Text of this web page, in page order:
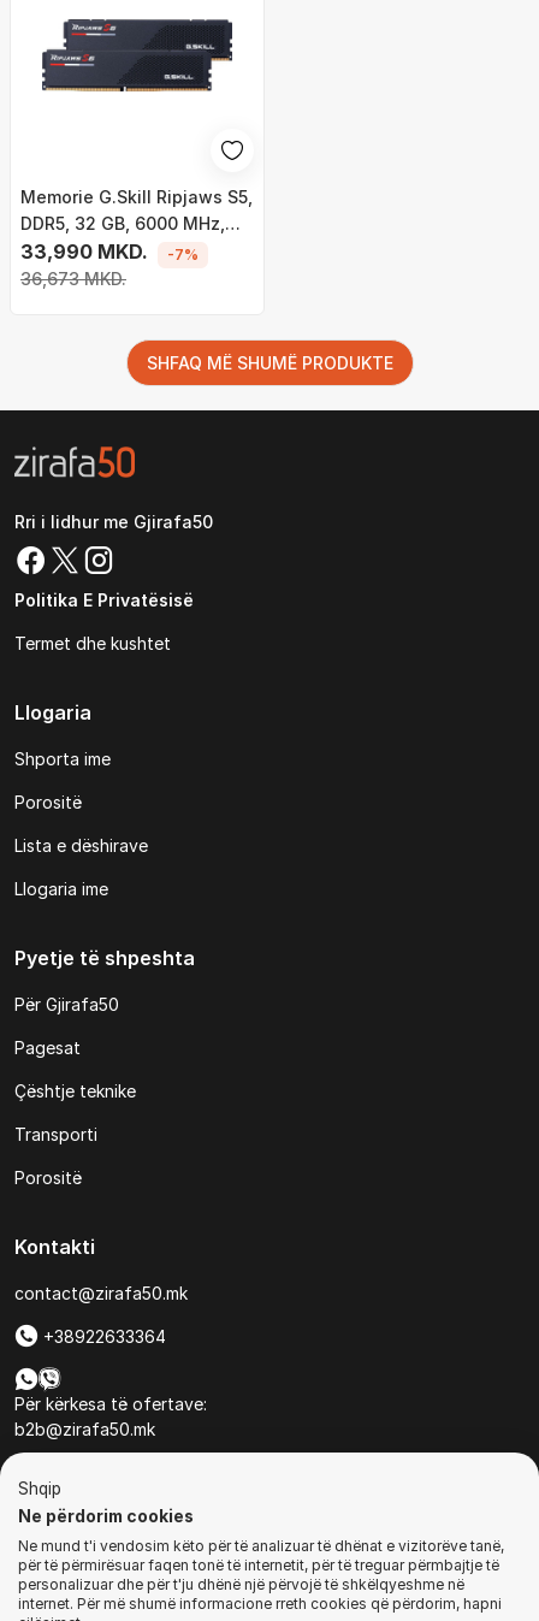
Memorie G.Skill Ripjaws S5,
DDR5, 32 GB, 6000 MHz,
CL36, F5-
6000J3636F16GX2-RS5K
33,990 MKD.
36,673 MKD.
-7%
SHFAQ MË SHUMË PRODUKTE
Rri i lidhur me Gjirafa50
Politika E Privatësisë
Termet dhe kushtet
Llogaria
Shporta ime
Porositë
Lista e dëshirave
Llogaria ime
Pyetje të shpeshta
Për Gjirafa50
Pagesat
Çështje teknike
Transporti
Porositë
Kontakti
contact@zirafa50.mk
+38922633364
Për kërkesa të ofertave:
b2b@zirafa50.mk
© Të gjitha të drejtat e rezervuara
Shqip
Ne përdorim cookies
Ne mund t'i vendosim këto për të analizuar të dhënat e vizitorëve tanë,
për të përmirësuar faqen tonë të internetit, për të treguar përmbajtje të
personalizuar dhe për t'ju dhënë një përvojë të shkëlqyeshme në
internet. Për më shumë informacione rreth cookies që përdorim, hapni